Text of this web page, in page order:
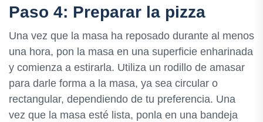
Paso 4: Preparar la pizza
Una vez que la masa ha reposado durante al menos
una hora, pon la masa en una superficie enharinada
y comienza a estirarla. Utiliza un rodillo de amasar
para darle forma a la masa, ya sea circular o
rectangular, dependiendo de tu preferencia. Una
vez que la masa esté lista, ponla en una bandeja